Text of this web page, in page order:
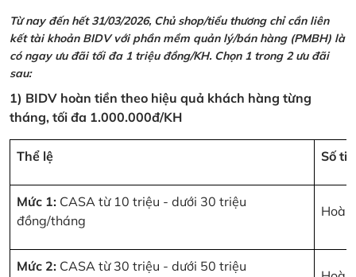
Từ nay đến hết 31/03/2026, Chủ shop/tiểu thương chỉ cần liên
kết tài khoản BIDV với phần mềm quản lý/bán hàng (PMBH) là
có ngay ưu đãi tối đa 1 triệu đồng/KH. Chọn 1 trong 2 ưu đãi
sau:
1) BIDV hoàn tiền theo hiệu quả khách hàng từng
tháng, tối đa 1.000.000đ/KH
Thể lệ Số
Mức 1: CASA từ 10 triệu - dưới 30 triệu
đồng/tháng
Mức 2: CASA từ 30 triệu - dưới 50 triệu